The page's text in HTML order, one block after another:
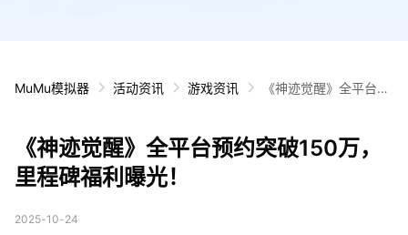
MuMu模拟器 活动资讯 游戏资讯
《神迹觉醒》全平台预
《神迹觉醒》全平台预约突破150万，
里程碑福利曝光！
2025-10-24